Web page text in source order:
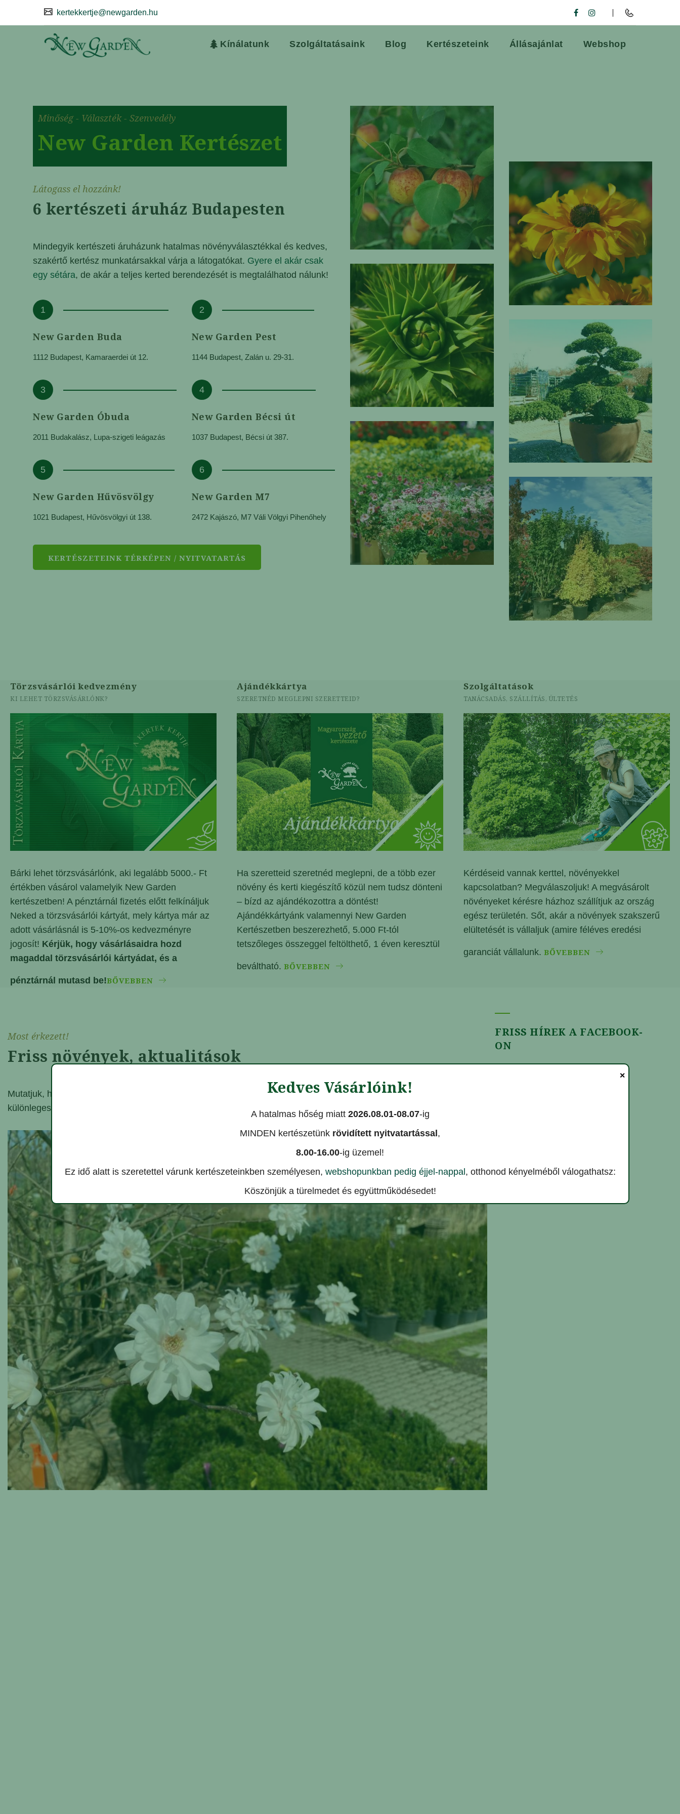
kertekkertje@newgarden.hu
Kínálatunk Szolgáltatásaink Blog Kertészeteink Állásajánlat Webshop
Minőség - Választék - Szenvedély
New Garden Kertészet
Látogass el hozzánk!
6 kertészeti áruház Budapesten
Mindegyik kertészeti áruházunk hatalmas növényválasztékkal és kedves,
szakértő kertész munkatársakkal várja a látogatókat. Gyere el akár csak
egy sétára, de akár a teljes kerted berendezését is megtalálhatod nálunk!
1
New Garden Buda
1112 Budapest, Kamaraerdei út 12.
2
New Garden Pest
1144 Budapest, Zalán u. 29-31.
3
New Garden Óbuda
2011 Budakalász, Lupa-szigeti leágazás
4
New Garden Bécsi út
1037 Budapest, Bécsi út 387.
5
New Garden Hűvösvölgy
1021 Budapest, Hűvösvölgyi út 138.
6
New Garden M7
2472 Kajászó, M7 Váli Völgyi Pihenőhely
KERTÉSZETEINK TÉRKÉPEN / NYITVATARTÁS
Törzsvásárlói kedvezmény
KI LEHET TÖRZSVÁSÁRLÓNK?
Bárki lehet törzsvásárlónk, aki legalább 5000.- Ft
értékben vásárol valamelyik New Garden
kertészetben! A pénztárnál fizetés előtt felkínáljuk
Neked a törzsvásárlói kártyát, mely kártya már az
adott vásárlásnál is 5-10%-os kedvezményre
jogosít! Kérjük, hogy vásárlásaidra hozd
magaddal törzsvásárlói kártyádat, és a
pénztárnál mutasd be!BŐVEBBEN
Ajándékkártya
SZERETNÉD MEGLEPNI SZERETTEID?
Ha szeretteid szeretnéd meglepni, de a több ezer
növény és kerti kiegészítő közül nem tudsz dönteni
– bízd az ajándékozottra a döntést!
Ajándékkártyánk valamennyi New Garden
Kertészetben beszerezhető, 5.000 Ft-tól
tetszőleges összeggel feltölthető, 1 éven keresztül
beváltható. BŐVEBBEN
Szolgáltatások
TANÁCSADÁS, SZÁLLÍTÁS, ÜLTETÉS
Kérdéseid vannak kerttel, növényekkel
kapcsolatban? Megválaszoljuk! A megvásárolt
növényeket kérésre házhoz szállítjuk az ország
egész területén. Sőt, akár a növények szakszerű
elültetését is vállaljuk (amire féléves eredési
garanciát vállalunk. BŐVEBBEN
Most érkezett!
Friss növények, aktualitások
Mutatjuk, hogy az állandó kínálat mellet aktuálisan mivel várunk! Szezonális növényekről, friss beérkezésekről,
különlegességekről tájékozódhatsz "Most érkezett" rovatunkban.
FRISS HÍREK A FACEBOOK-
ON
✕
Kedves Vásárlóink!
A hatalmas hőség miatt 2026.08.01-08.07-ig
MINDEN kertészetünk rövidített nyitvatartással ,
8.00-16.00-ig üzemel!
Ez idő alatt is szeretettel várunk kertészeteinkben személyesen, webshopunkban pedig éjjel-nappal , otthonod kényelméből válogathatsz:
Köszönjük a türelmedet és együttműködésedet!